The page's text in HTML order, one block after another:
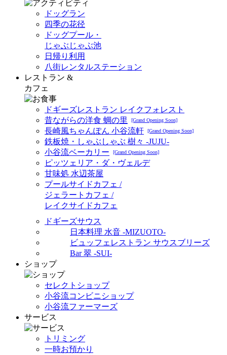
ドッグラン
四季の花径
ドッグプール・
じゃぶじゃぶ池
日帰り利用
八街レンタルステーション
レストラン &
カフェ
ドギーズレストラン レイクフォレスト
昔ながらの洋食 蜩の里
[Grand Opening Soon]
長崎風ちゃんぽん 小谷流軒 [Grand Opening Soon]
鉄板焼・しゃぶしゃぶ 樹々 -JUJU-
小谷流ベーカリー
[Grand Opening Soon]
ピッツェリア・ダ・ヴェルデ
甘味処 水辺茶屋
プールサイドカフェ /
ジェラートカフェ /
レイクサイドカフェ
ドギーズサウス
日本料理 水音 -MIZUOTO-
ビュッフェレストラン サウスブリーズ
Bar 翠 -SUI-
ショップ
セレクトショップ
小谷流コンビニショップ
小谷流ファーマーズ
サービス
トリミング
一時お預かり